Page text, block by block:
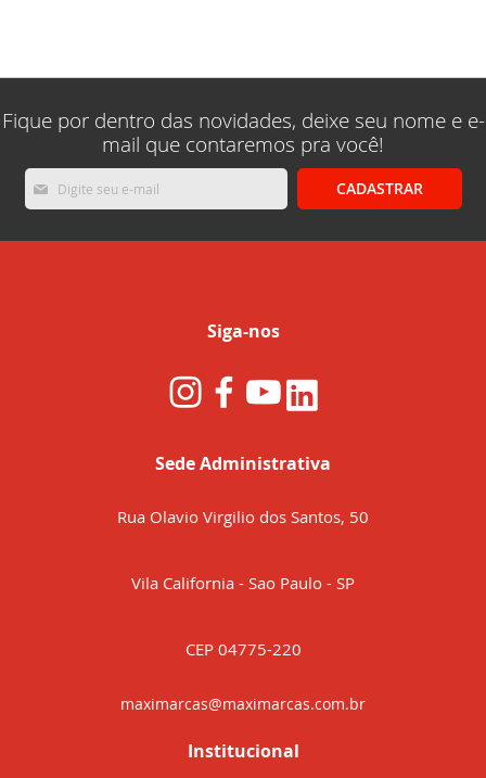
Fique por dentro das novidades, deixe seu nome e e-
mail que contaremos pra você!
Inscreva-
se
nossa
CADASTRAR
Siga-nos
Sede Administrativa
Rua Olavio Virgilio dos Santos, 50
Vila California - Sao Paulo - SP
CEP 04775-220
maximarcas@maximarcas.com.br
Institucional